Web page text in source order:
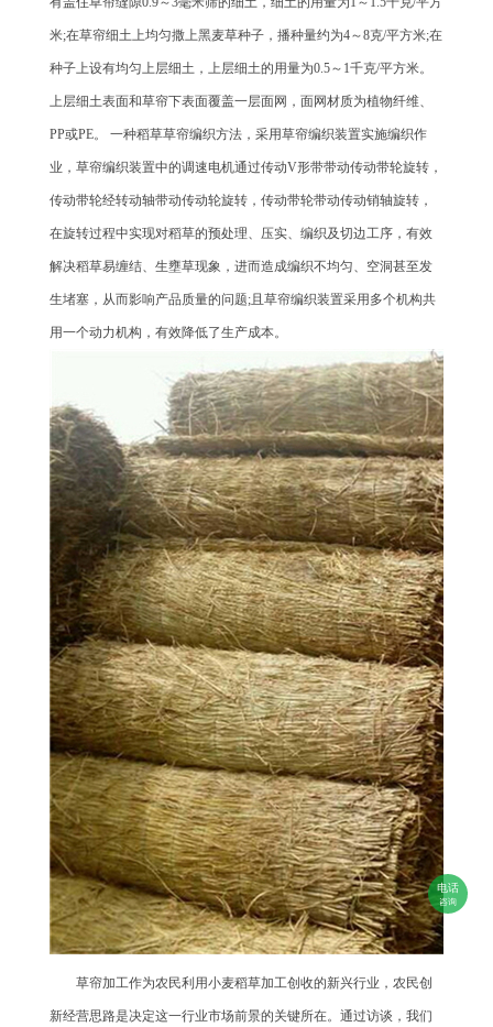
电话
咨询
米;在草帘细土上均匀撒上黑麦草种子，播种量约为4～8克/平方米;在
种子上设有均匀上层细土，上层细土的用量为0.5～1千克/平方米。
上层细土表面和草帘下表面覆盖一层面网，面网材质为植物纤维、
PP或PE。 一种稻草草帘编织方法，采用草帘编织装置实施编织作
业，草帘编织装置中的调速电机通过传动V形带带动传动带轮旋转，
传动带轮经转动轴带动传动轮旋转，传动带轮带动传动销轴旋转，
在旋转过程中实现对稻草的预处理、压实、编织及切边工序，有效
解决稻草易缠结、生壅草现象，进而造成编织不均匀、空洞甚至发
生堵塞，从而影响产品质量的问题;且草帘编织装置采用多个机构共
用一个动力机构，有效降低了生产成本。
草帘加工作为农民利用小麦稻草加工创收的新兴行业，农民创
新经营思路是决定这一行业市场前景的关键所在。通过访谈，我们